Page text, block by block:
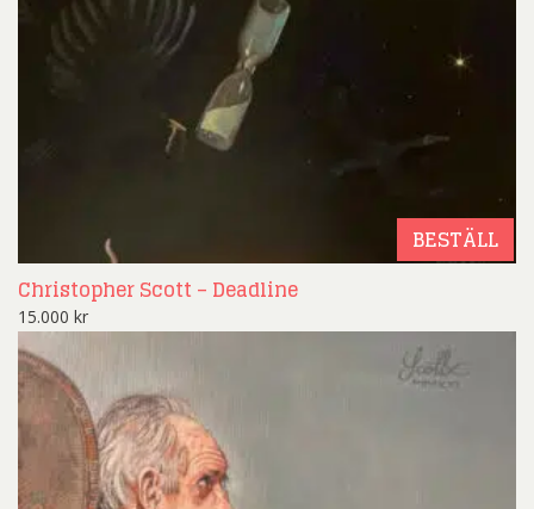
BESTÄLL
Christopher Scott – Deadline
15.000 kr